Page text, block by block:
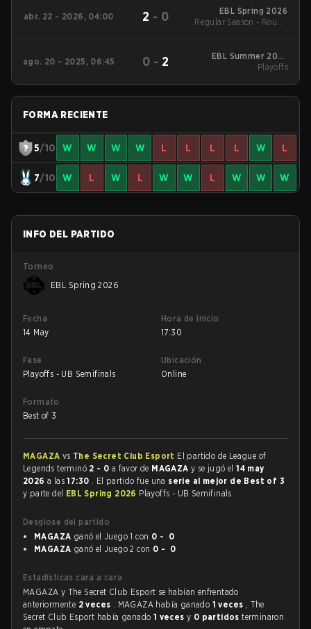
abr. 22 - 2026, 04:00 2 - 0
EBL Spring 2026
Regular Season - Round
ago. 20 - 2025, 06:45 0 - 2
EBL Summer 2025
Playoffs
Playoffs
FORMA RECIENTE
5/10 W W W W L L L L W L
7/10 W L W L W W L W W W
INFO DEL PARTIDO
Torneo
EBL Spring 2026
Fecha
14 May
Hora de inicio
17:30
Fase
Playoffs - UB Semifinals
Ubicación
Online
Formato
Best of 3
MAGAZA vs The Secret Club Esport El partido de League of
Legends terminó 2 - 0 a favor de MAGAZAy se jugó el14 may
2026 a las17:30 . El partido fue una serie al mejor de Best of 3
y parte del EBL Spring 2026 Playoffs - UB Semifinals.
Desglose del partido
MAGAZA ganó el Juego 1 con 0 - 0
MAGAZA ganó el Juego 2 con 0 - 0
Estadísticas cara a cara
MAGAZA y The Secret Club Esport se habían enfrentado
anteriormente 2 veces . MAGAZA había ganado 1 veces , The
Secret Club Esport había ganado 1 vecesy 0 partidosterminaron